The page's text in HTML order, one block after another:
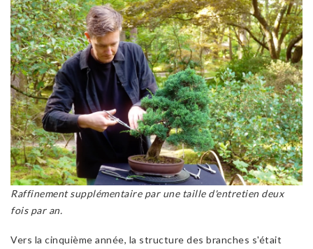
Raffinement supplémentaire par une taille d'entretien deux
fois par an.
Vers la cinquième année, la structure des branches s'était